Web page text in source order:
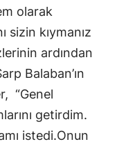
olarak
sizin kıymanız
ardından
Balaban’ın
“Genel
getirdim.
istedi.Onun